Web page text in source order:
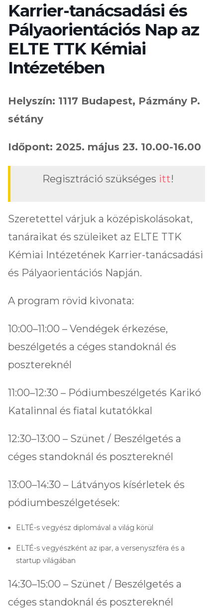
Karrier-tanácsadási és
Pályaorientációs Nap az
ELTE TTK Kémiai
Intézetében
Helyszín: 1117 Budapest, Pázmány P.
sétány
Időpont: 2025. május 23. 10.00-16.00
Regisztráció szükséges itt!
Szeretettel várjuk a középiskolásokat,
tanáraikat és szüleiket az ELTE TTK
Kémiai Intézetének Karrier-tanácsadási
és Pályaorientációs Napján.
A program rövid kivonata:
10:00–11:00 – Vendégek érkezése,
beszélgetés a céges standoknál és
posztereknél
11:00–12:30 – Pódiumbeszélgetés Karikó
Katalinnal és fiatal kutatókkal
12:30–13:00 – Szünet / Beszélgetés a
céges standoknál és posztereknél
13:00–14:30 – Látványos kísérletek és
pódiumbeszélgetések:
ELTÉ-s vegyész diplomával a világ körül
ELTÉ-s vegyészként az ipar, a versenyszféra és a
startup világában
14:30–15:00 – Szünet / Beszélgetés a
céges standoknál és posztereknél